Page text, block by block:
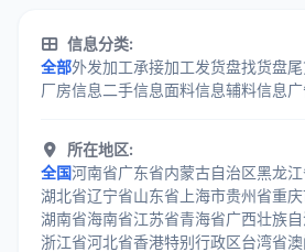
信息分类:
全部外发加工承接加工发货盘找货盘
厂房信息 二手信息面料信息辅料信息
所在地区:
全国河南省广东省内蒙古自治区黑龙江
湖北省辽宁省山东省 上海市贵州省重
湖南省海南省江苏省青海省广西壮族
浙江省河北省香港特别行政区台湾省